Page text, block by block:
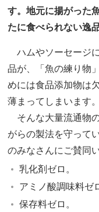
す。地元に揚がった
たに食べられない逸
ハムやソーセージ
品が、「魚の練り物
めには食品添加物は
薄まってしまいます。
そんな大量流通物
がらの製法を守って
のみなさんにご賛同
乳化剤ゼロ。
アミノ酸調味料ゼ
保存料ゼロ。